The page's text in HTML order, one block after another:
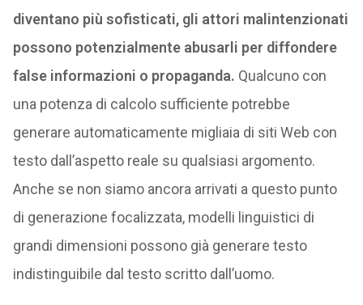
diventano più sofisticati, gli attori malintenzionati
possono potenzialmente abusarli per diffondere
false informazioni o propaganda. Qualcuno con
una potenza di calcolo sufficiente potrebbe
generare automaticamente migliaia di siti Web con
testo dall’aspetto reale su qualsiasi argomento.
Anche se non siamo ancora arrivati a questo punto
di generazione focalizzata, modelli linguistici di
grandi dimensioni possono già generare testo
indistinguibile dal testo scritto dall’uomo.